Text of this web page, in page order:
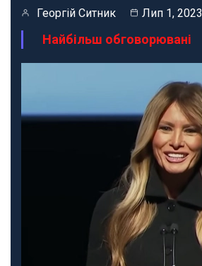
Георгій Ситник Лип 1, 2023
Найбільш обговорювані